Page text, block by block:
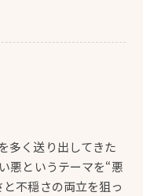
多く送り出してきた
悪というテーマを“悪
不穏さの両立を狙っ